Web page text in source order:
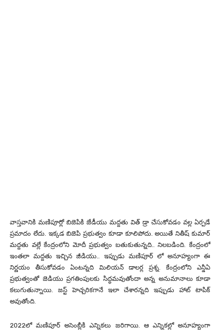
వాస్తవానికి మణిపూర్లో బిజెపికి జేడీయు మద్దతు విత్ డ్రా చేసుకోవడం వల్ల ఏర్పడే
ప్రమాదం లేదు. ఇక్కడ బిజెపి ప్రభుత్వం కూడా కూలిపోదు. అయితే నితీష్ కుమార్
మద్దతు వల్లే కేంద్రంలోని మోదీ ప్రభుత్వం బతుకుతున్నది.. నిలబడింది. కేంద్రంలో
ఇంతలా మద్దతు ఇచ్చిన జీడియు.. ఇప్పుడు మణిపూర్ లో అనూహ్యంగా ఈ
నిర్ణయం తీసుకోవడం ఏంటన్నది మిలియన్ డాలర్ల ప్రశ్న. కేంద్రంలోని ఎన్డీఏ
ప్రభుత్వంతో జెడియు ప్రగతింపులకు సిద్ధమవుతోందా అన్న అనుమానాలు కూడా
కలుగుతున్నాయి. జస్ట్ హెచ్చరికగానే ఇలా చేశారన్నది ఇప్పుడు హాట్ టాపిక్
అవుతోంది.
2022లో మణిపూర్ అసెంబ్లీకి ఎన్నికలు జరిగాయి. ఆ ఎన్నికల్లో అనూహ్యంగా